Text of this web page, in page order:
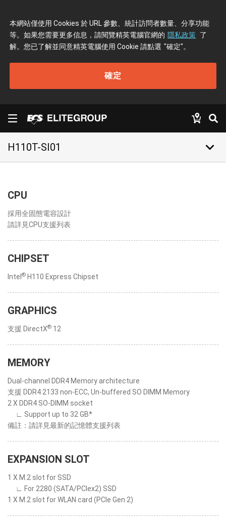
本網站僅使用 Cookies 於 URL 參數、統計訪問者數量、分享功能
等。如果您需要更多信息，請閱覽精英電腦官網的 隱私政策 了
解。您已了解並同意精英電腦使用 Cookie 請點選 "確定"。
確定
H110T-SI01 keyboard_arrow_down
CPU
採用全固態電容設計
請詳見CPU支援列表
CHIPSET
Intel ® H110 Express Chipset
GRAPHICS
支援 DirectX® 12
MEMORY
Dual-channel DDR4 Memory architecture
支援 DDR4 2133 non-ECC, Un-buffered SO DIMM Memory
2 X DDR4 SO-DIMM socket
∟ Support up to 32 GB*
備註：請詳見最新的記憶體支援列表
EXPANSION SLOT
1 X M.2 slot for SSD
∟ For 2280 (SATA/PCIex2) SSD
1 X M.2 slot for WLAN card (PCIe Gen 2)